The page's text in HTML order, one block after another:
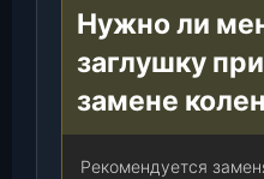
Нужно ли
заглушку
замене
Рекомендуется